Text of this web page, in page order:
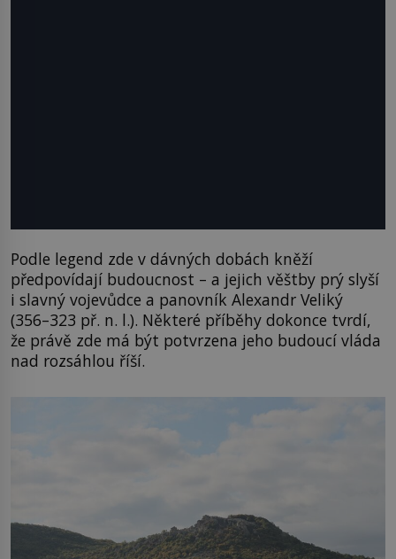
Podle legend zde v dávných dobách kněží
předpovídají budoucnost – a jejich věštby prý slyší
i slavný vojevůdce a panovník Alexandr Veliký
(356–323 př. n. l.). Některé příběhy dokonce tvrdí,
že právě zde má být potvrzena jeho budoucí vláda
nad rozsáhlou říší.